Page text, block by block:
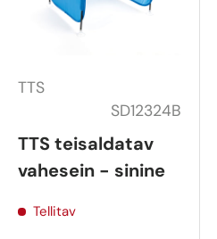
TTS
SD12324B
TTS teisaldatav
vahesein - sinine
Tellitav